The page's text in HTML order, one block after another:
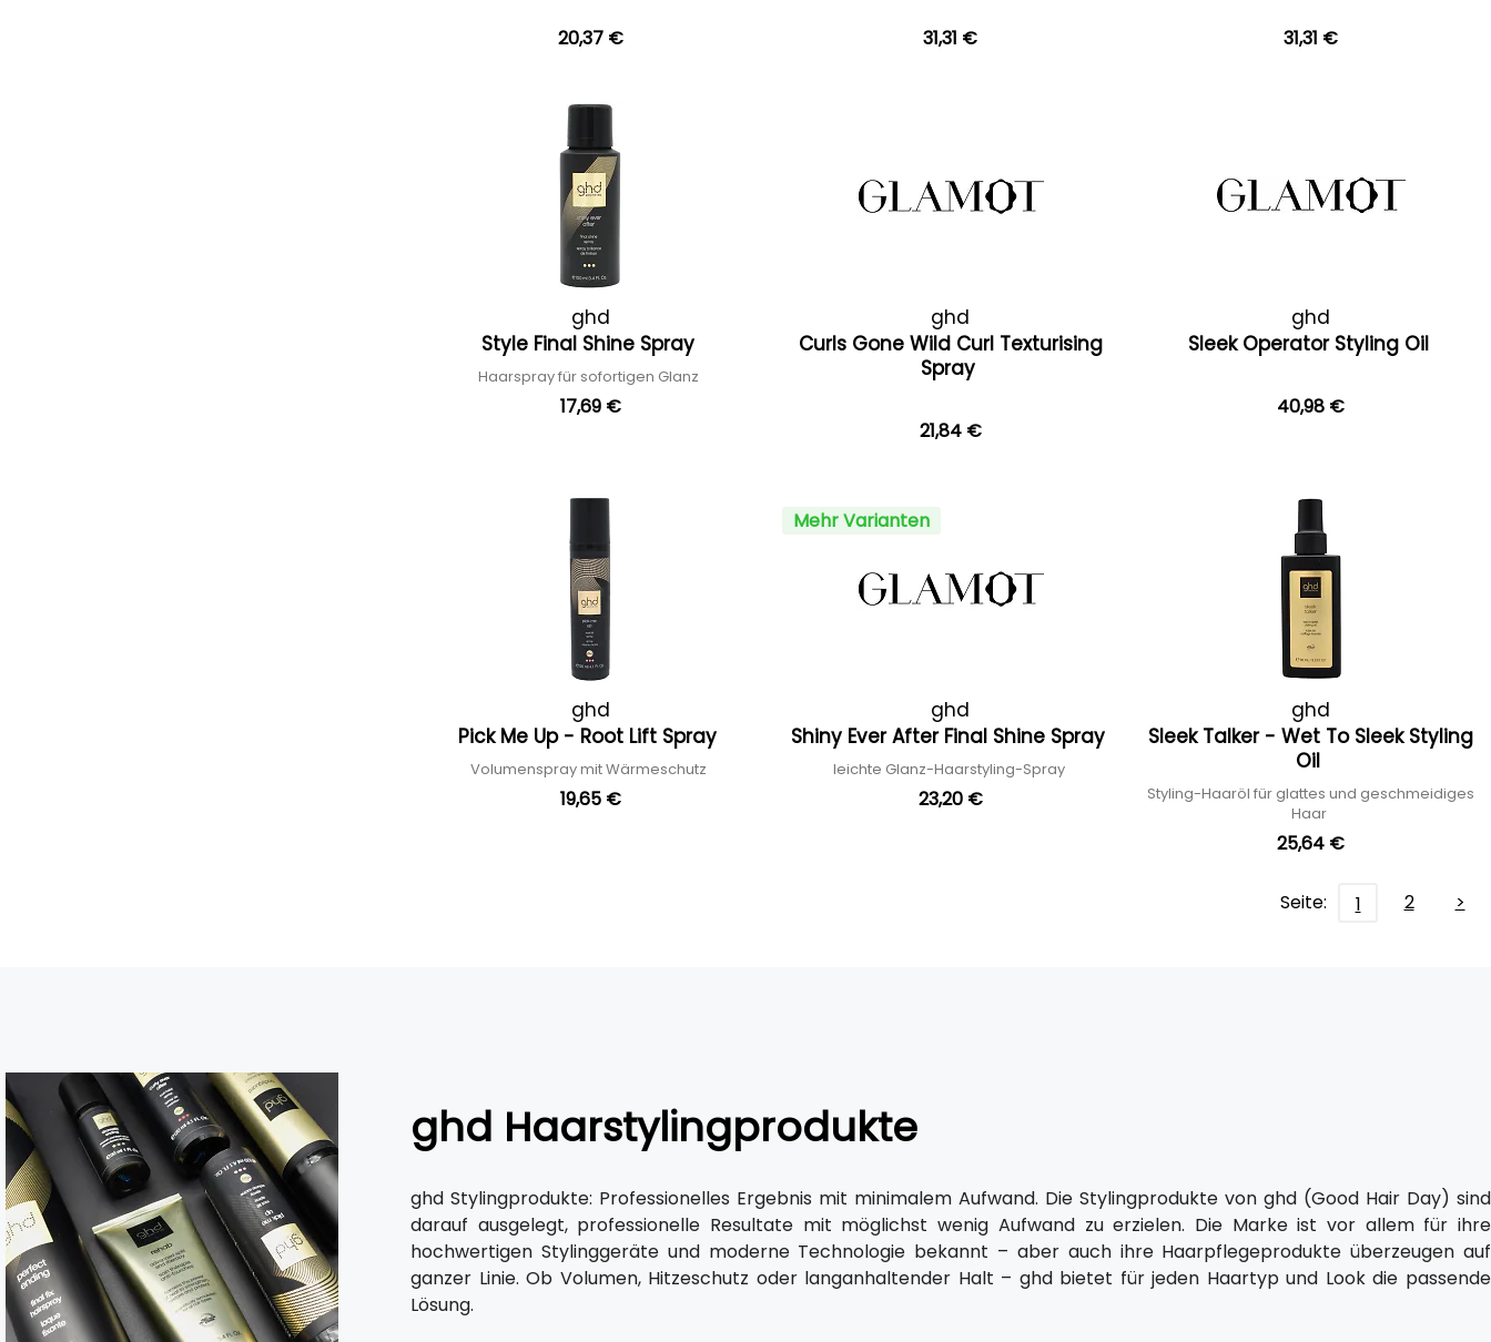
20,37 € 31,31 € 31,31 €
ghd
Style Final Shine Spray
Haarspray für sofortigen Glanz
17,69 €
ghd
Curls Gone Wild Curl Texturising
Spray
21,84 €
ghd
Sleek Operator Styling Oil
40,98 €
ghd
Pick Me Up - Root Lift Spray
Volumenspray mit Wärmeschutz
19,65 €
Mehr Varianten
ghd
Shiny Ever After Final Shine Spray
leichte Glanz-Haarstyling-Spray
23,20 €
ghd
Sleek Talker - Wet To Sleek Styling
Oil
Styling-Haaröl für glattes und geschmeidiges
Haar
25,64 €
Seite: 1 2 >
ghd Haarstylingprodukte
ghd Stylingprodukte: Professionelles Ergebnis mit minimalem Aufwand. Die Stylingprodukte von ghd (Good Hair Day) sind
darauf ausgelegt, professionelle Resultate mit möglichst wenig Aufwand zu erzielen. Die Marke ist vor allem für ihre
hochwertigen Stylinggeräte und moderne Technologie bekannt – aber auch ihre Haarpflegeprodukte überzeugen auf
ganzer Linie. Ob Volumen, Hitzeschutz oder langanhaltender Halt – ghd bietet für jeden Haartyp und Look die passende
Lösung.